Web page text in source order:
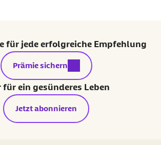
für jede erfolgreiche Empfehlung
externer Link:
Prämie sichern
ein gesünderes Leben
Jetzt abonnieren